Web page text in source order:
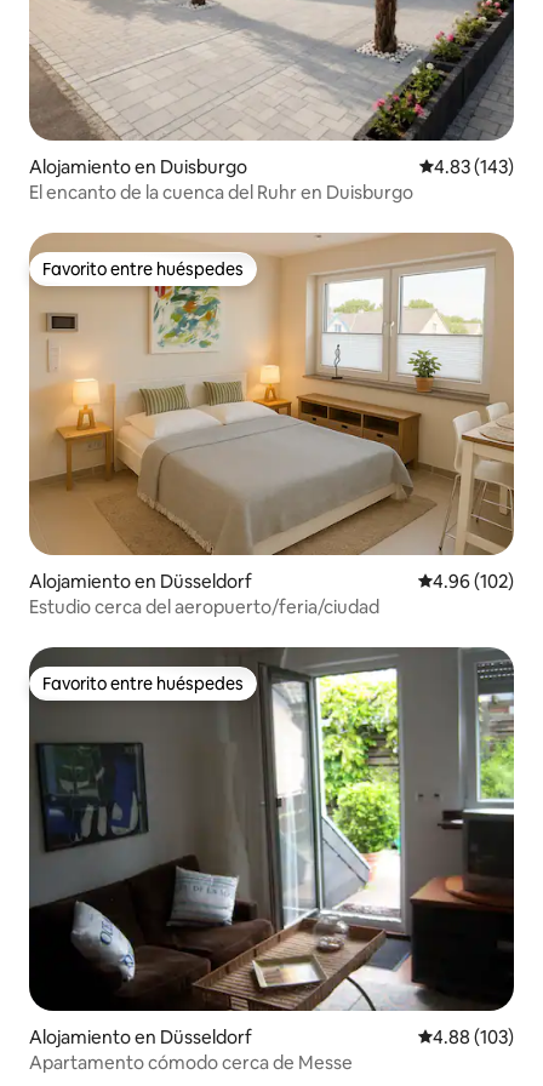
Alojamiento en Duisburgo Calificación
4.83 (143)
El encanto de la cuenca del Ruhr en Duisburgo
Favorito entre huéspedes
Favorito entre huéspedes
Alojamiento en Düsseldorf Calificación
4.96 (102)
Estudio cerca del aeropuerto/feria/ciudad
Favorito entre huéspedes
Favorito entre huéspedes
Alojamiento en Düsseldorf Calificación
4.88 (103)
Apartamento cómodo cerca de Messe